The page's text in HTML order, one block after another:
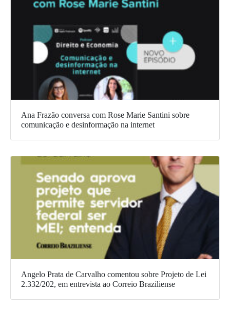
Ana Frazão conversa com Rose Marie Santini sobre
comunicação e desinformação na internet
Angelo Prata de Carvalho comentou sobre Projeto de Lei
2.332/202, em entrevista ao Correio Braziliense